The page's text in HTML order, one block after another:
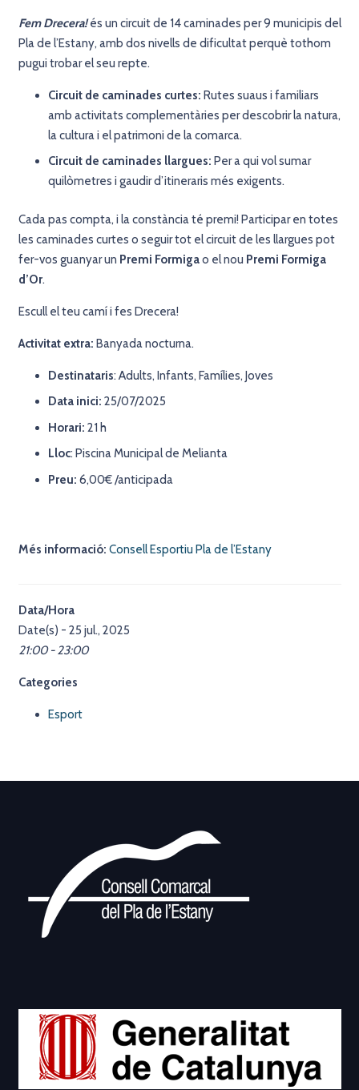
Fem Drecera! és un circuit de 14 caminades per 9 municipis del
Pla de l’Estany, amb dos nivells de dificultat perquè tothom
pugui trobar el seu repte.
Circuit de caminades curtes: Rutes suaus i familiars
amb activitats complementàries per descobrir la natura,
la cultura i el patrimoni de la comarca.
Circuit de caminades llargues: Per a qui vol sumar
quilòmetres i gaudir d’itineraris més exigents.
Cada pas compta, i la constància té premi! Participar en totes
les caminades curtes o seguir tot el circuit de les llargues pot
fer-vos guanyar un Premi Formigao el nou Premi Formiga
d’Or.
Escull el teu camí i fes Drecera!
Activitat extra: Banyada nocturna.
Destinataris: Adults, Infants, Famílies, Joves
Data inici: 25/07/2025
Horari: 21 h
Lloc: Piscina Municipal de Melianta
Preu: 6,00€ /anticipada
Més informació: Consell Esportiu Pla de l’Estany
Data/Hora
Date(s) - 25 jul., 2025
21:00 - 23:00
Categories
Esport